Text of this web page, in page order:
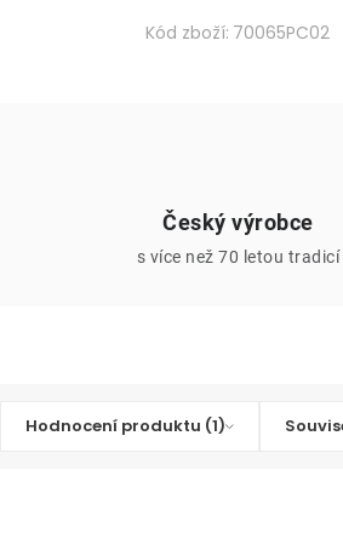
Kód zboží: 70065PC02
Český výrobce
s více než 70 letou tradicí
Hodnocení produktu (1)